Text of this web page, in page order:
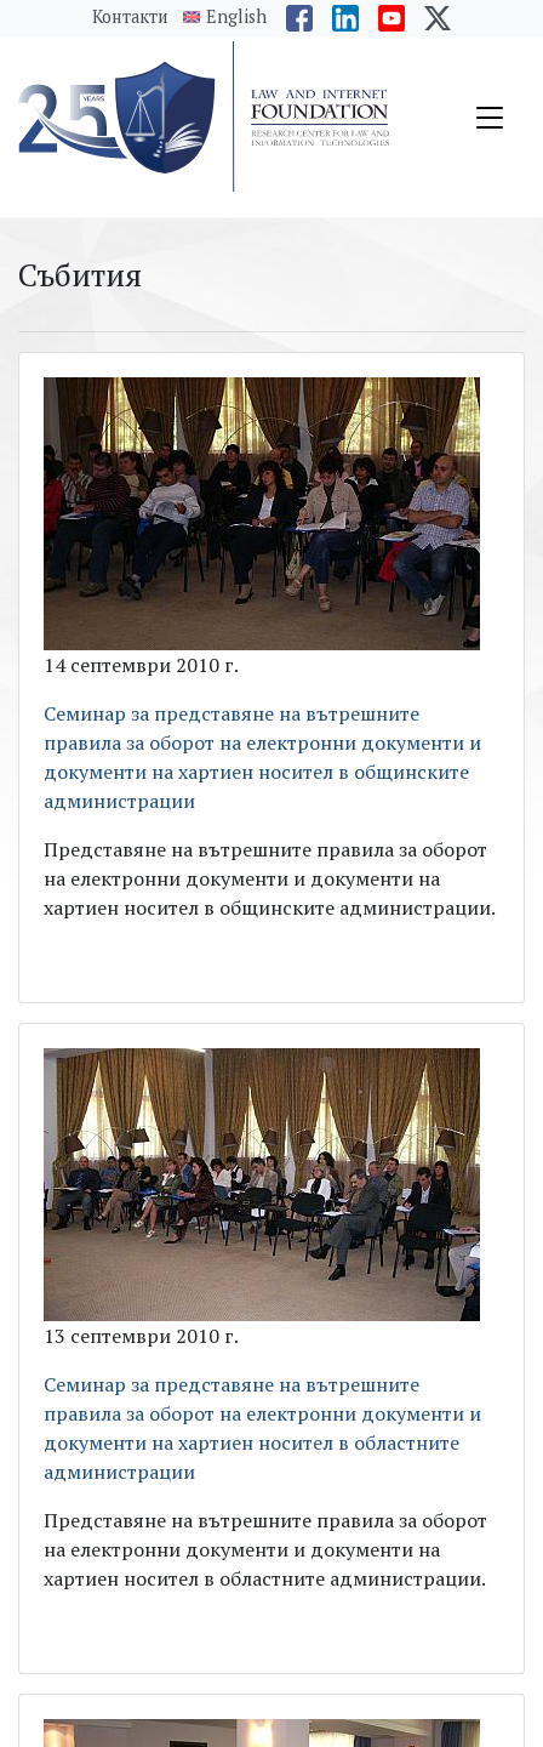
messages.Skip to main content
Контакти English
Събития
14 септември 2010 г.
Семинар за представяне на вътрешните
правила за оборот на електронни документи и
документи на хартиен носител в общинските
администрации
Представяне на вътрешните правила за оборот
на електронни документи и документи на
хартиен носител в общинските администрации.
13 септември 2010 г.
Семинар за представяне на вътрешните
правила за оборот на електронни документи и
документи на хартиен носител в областните
администрации
Представяне на вътрешните правила за оборот
на електронни документи и документи на
хартиен носител в областните администрации.